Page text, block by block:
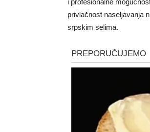
i profesionalne
privlačnost naseljavanja
srpskim selima.